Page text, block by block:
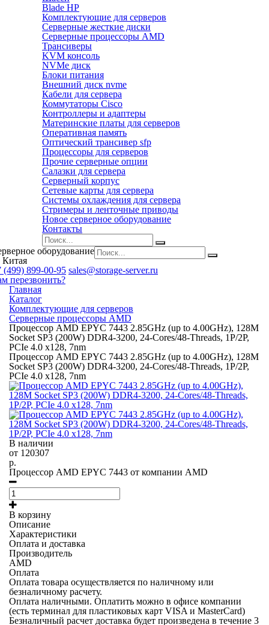
Blade HP
Комплектующие для серверов
Серверные жесткие диски
Серверные процессоры AMD
Трансиверы
KVM консоль
NVMe диск
Блоки питания
Внешний диск nvme
Кабели для сервера
Коммутаторы Cisco
Контроллеры и адаптеры
Материнские платы для серверов
Оперативная память
Оптический трансивер sfp
Процессоры для серверов
Прочие серверные опции
Салазки для сервера
Серверный корпус
Сетевые карты для сервера
Системы охлаждения для сервера
Стримеры и ленточные приводы
Новое серверное оборудование
Контакты
оборудование
Китая
(499) 899-00-95 sales@storage-server.ru
перезвонить?
Главная
Каталог
Комплектующие для серверов
Серверные процессоры AMD
Процессор AMD EPYC 7443 2.85GHz (up to 4.00GHz), 128M
Socket SP3 (200W) DDR4-3200, 24-Cores/48-Threads, 1P/2P,
PCIe 4.0 x128, 7nm
Процессор AMD EPYC 7443 2.85GHz (up to 4.00GHz), 128M
Socket SP3 (200W) DDR4-3200, 24-Cores/48-Threads, 1P/2P,
PCIe 4.0 x128, 7nm
В наличии
от 120307
р.
Процессор AMD EPYC 7443 от компании AMD
В корзину
Описание
Характеристики
Оплата и доставка
Производитель
AMD
Оплата
Оплата товара осуществляется по наличному или
безналичному расчету.
Оплата наличными. Оплатить можно в офисе компании
(есть терминал для пластиковых карт VISA и MasterCard)
Безналичный расчет доставка будет произведена в течение 3